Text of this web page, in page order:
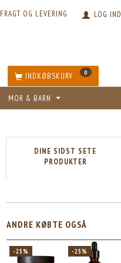
LOG IND
FRAGT OG LEVERING
INDKØBSKURV 0
MOR & BARN
DINE SIDST SETE
PRODUKTER
ANDRE KØBTE OGSÅ
-25% -25%